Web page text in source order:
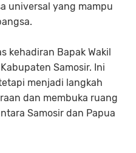
universal yang mampu
kehadiran Bapak Wakil
Samosir. Ini
menjadi langkah
dan membuka ruang
Samosir dan Papua